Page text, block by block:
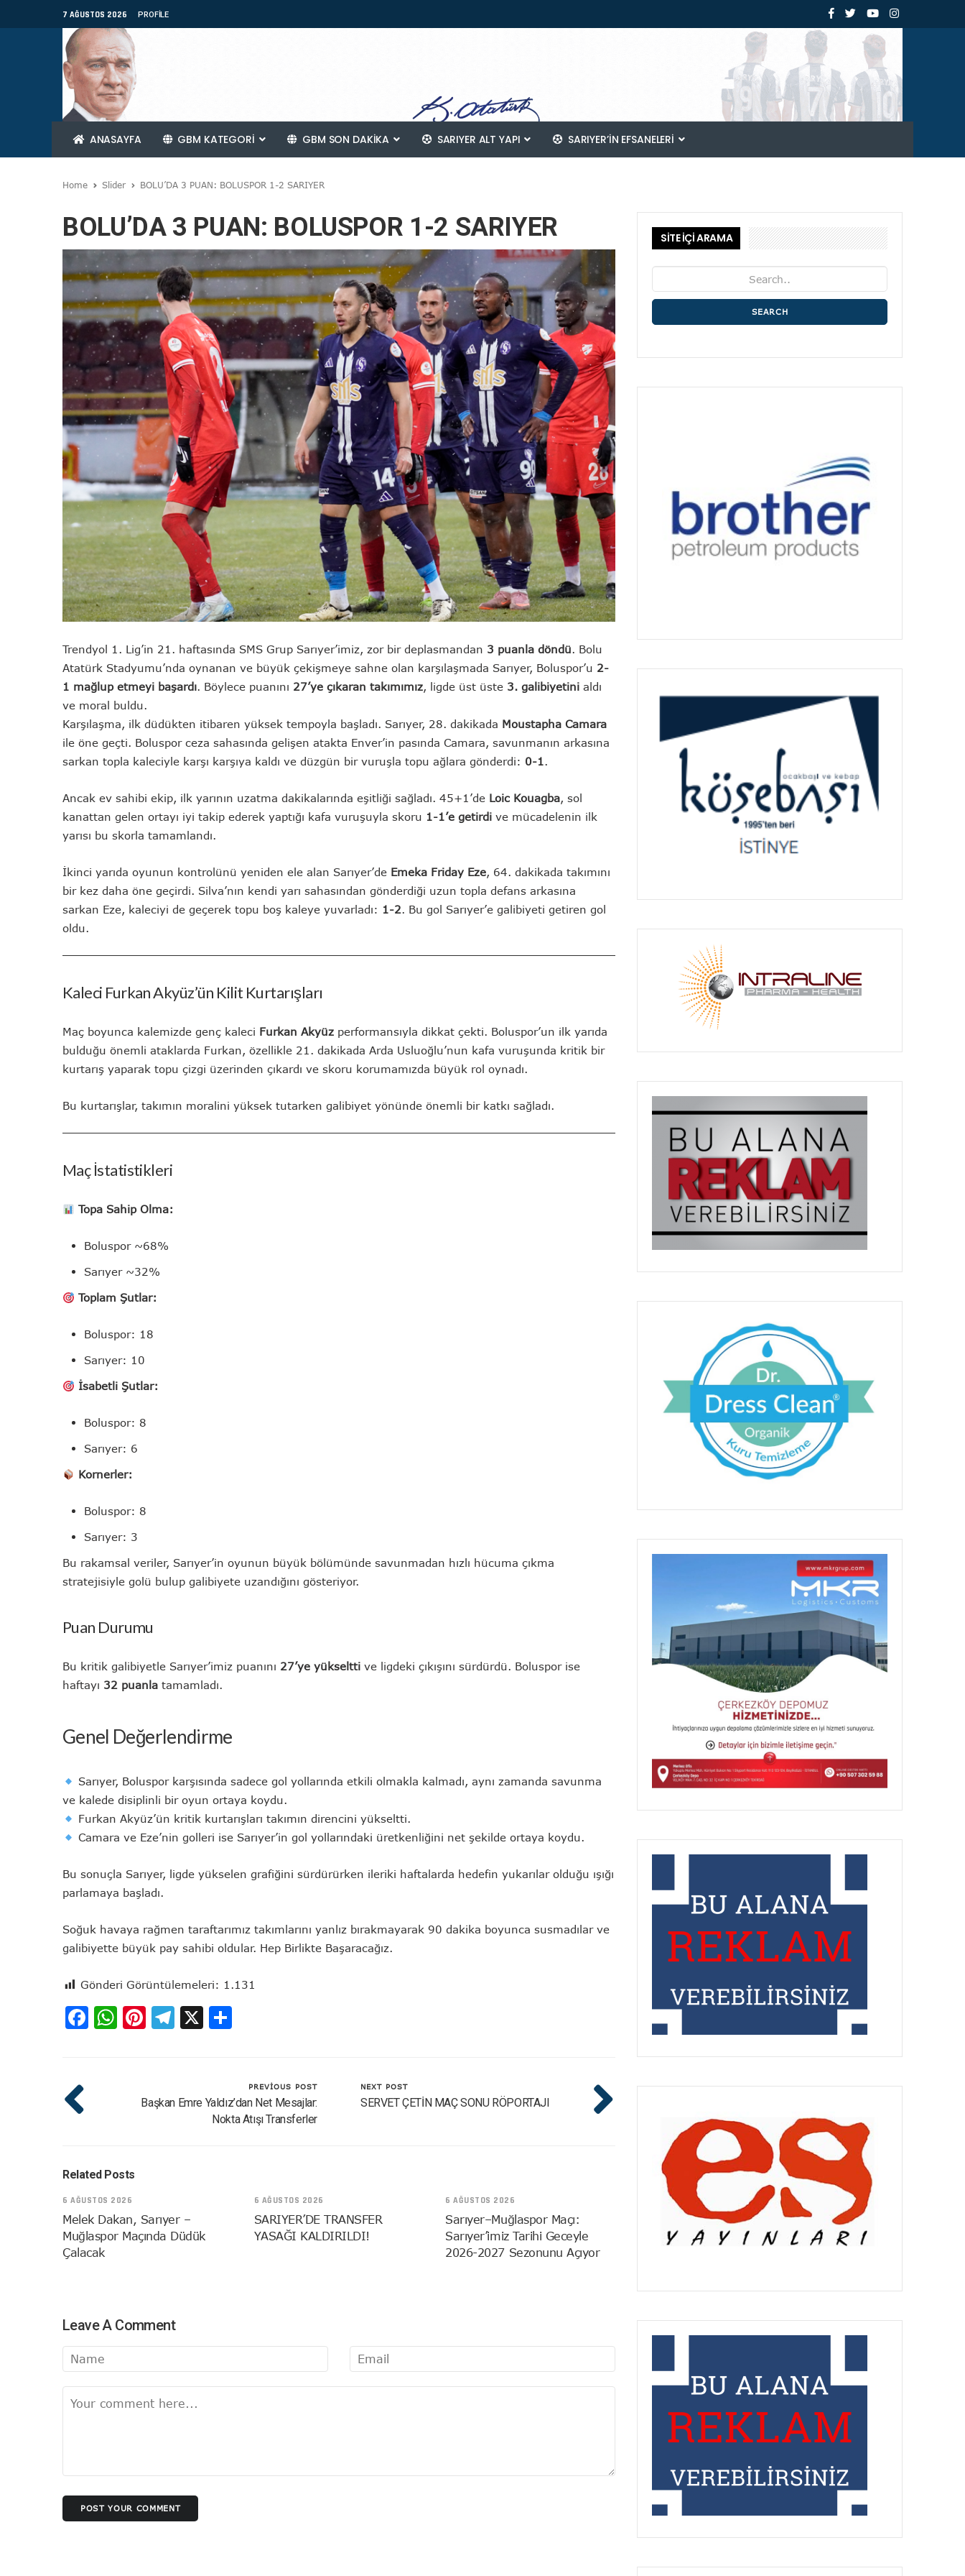
7 AĞUSTOS 2026 PROFILE
ANASAYFA GBM KATEGORİ GBM SON DAKİKA SARIYER ALT YAPI SARIYER’IN EFSANELERI
Home Slider BOLU’DA 3 PUAN: BOLUSPOR 1-2 SARIYER
BOLU’DA 3 PUAN: BOLUSPOR 1-2 SARIYER
Trendyol 1. Lig’in 21. haftasında SMS Grup Sarıyer’imiz, zor bir deplasmandan 3 puanla döndü. Bolu
Atatürk Stadyumu’nda oynanan ve büyük çekişmeye sahne olan karşılaşmada Sarıyer, Boluspor’u 2-
1 mağlup etmeyi başardı. Böylece puanını 27’ye çıkaran takımımız, ligde üst üste 3. galibiyetini aldı
ve moral buldu.
Karşılaşma, ilk düdükten itibaren yüksek tempoyla başladı. Sarıyer, 28. dakikada Moustapha Camara
ile öne geçti. Boluspor ceza sahasında gelişen atakta Enver’in pasında Camara, savunmanın arkasına
sarkan topla kaleciyle karşı karşıya kaldı ve düzgün bir vuruşla topu ağlara gönderdi: 0-1.
Ancak ev sahibi ekip, ilk yarının uzatma dakikalarında eşitliği sağladı. 45+1’de Loic Kouagba, sol
kanattan gelen ortayı iyi takip ederek yaptığı kafa vuruşuyla skoru 1-1’e getirdi ve mücadelenin ilk
yarısı bu skorla tamamlandı.
İkinci yarıda oyunun kontrolünü yeniden ele alan Sarıyer’de Emeka Friday Eze, 64. dakikada takımını
bir kez daha öne geçirdi. Silva’nın kendi yarı sahasından gönderdiği uzun topla defans arkasına
sarkan Eze, kaleciyi de geçerek topu boş kaleye yuvarladı: 1-2. Bu gol Sarıyer’e galibiyeti getiren gol
oldu.
Kaleci Furkan Akyüz’ün Kilit Kurtarışları
Maç boyunca kalemizde genç kaleci Furkan Akyüz performansıyla dikkat çekti. Boluspor’un ilk yarıda
bulduğu önemli ataklarda Furkan, özellikle 21. dakikada Arda Usluoğlu’nun kafa vuruşunda kritik bir
kurtarış yaparak topu çizgi üzerinden çıkardı ve skoru korumamızda büyük rol oynadı.
Bu kurtarışlar, takımın moralini yüksek tutarken galibiyet yönünde önemli bir katkı sağladı.
Maç İstatistikleri
Topa Sahip Olma:
Boluspor ~68%
Sarıyer ~32%
Toplam Şutlar:
Boluspor: 18
Sarıyer: 10
İsabetli Şutlar:
Boluspor: 8
Sarıyer: 6
Kornerler:
Boluspor: 8
Sarıyer: 3
Bu rakamsal veriler, Sarıyer’in oyunun büyük bölümünde savunmadan hızlı hücuma çıkma
stratejisiyle golü bulup galibiyete uzandığını gösteriyor.
Puan Durumu
Bu kritik galibiyetle Sarıyer’imiz puanını 27’ye yükseltti ve ligdeki çıkışını sürdürdü. Boluspor ise
haftayı 32 puanla tamamladı.
Genel Değerlendirme
Sarıyer, Boluspor karşısında sadece gol yollarında etkili olmakla kalmadı, aynı zamanda savunma
ve kalede disiplinli bir oyun ortaya koydu.
Furkan Akyüz’ün kritik kurtarışları takımın direncini yükseltti.
Camara ve Eze’nin golleri ise Sarıyer’in gol yollarındaki üretkenliğini net şekilde ortaya koydu.
Bu sonuçla Sarıyer, ligde yükselen grafiğini sürdürürken ileriki haftalarda hedefin yukarılar olduğu ışığı
parlamaya başladı.
Soğuk havaya rağmen taraftarımız takımlarını yanlız bırakmayarak 90 dakika boyunca susmadılar ve
galibiyette büyük pay sahibi oldular. Hep Birlikte Başaracağız.
Gönderi Görüntülemeleri: 1.131
Facebook
WhatsApp
Pinterest
Telegram
X
PREVIOUS POST
Başkan Emre Yaldız’dan Net Mesajlar:
Nokta Atışı Transferler
NEXT POST
SERVET ÇETİN MAÇ SONU RÖPORTAJI
Related Posts
6 AĞUSTOS 2026
Melek Dakan, Sarıyer –
Muğlaspor Maçında Düdük
Çalacak
6 AĞUSTOS 2026
SARIYER’DE TRANSFER
YASAĞI KALDIRILDI!
6 AĞUSTOS 2026
Sarıyer–Muğlaspor Maçı:
Sarıyer’imiz Tarihi Geceyle
2026-2027 Sezonunu Açıyor
Leave A Comment
POST YOUR COMMENT
SİTE İÇİ ARAMA
SEARCH